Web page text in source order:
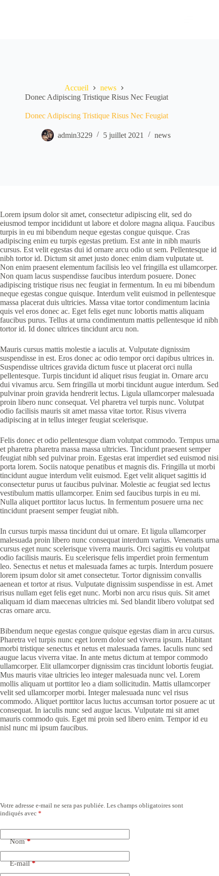
Accueil
news
Donec Adipiscing Tristique Risus Nec Feugiat
Donec Adipiscing Tristique Risus Nec Feugiat
admin3229 5 juillet 2021 news
Lorem ipsum dolor sit amet, consectetur adipiscing elit, sed do
eiusmod tempor incididunt ut labore et dolore magna aliqua. Faucibus
turpis in eu mi bibendum neque egestas congue quisque. Cras
adipiscing enim eu turpis egestas pretium. Est ante in nibh mauris
cursus. Est velit egestas dui id ornare arcu odio ut sem. Pellentesque id
nibh tortor id. Dictum sit amet justo donec enim diam vulputate ut.
Non enim praesent elementum facilisis leo vel fringilla est ullamcorper.
Non quam lacus suspendisse faucibus interdum posuere. Donec
adipiscing tristique risus nec feugiat in fermentum. In eu mi bibendum
neque egestas congue quisque. Interdum velit euismod in pellentesque
massa placerat duis ultricies. Massa vitae tortor condimentum lacinia
quis vel eros donec ac. Eget felis eget nunc lobortis mattis aliquam
faucibus purus. Tellus at urna condimentum mattis pellentesque id nibh
tortor id. Id donec ultrices tincidunt arcu non.
Mauris cursus mattis molestie a iaculis at. Vulputate dignissim
suspendisse in est. Eros donec ac odio tempor orci dapibus ultrices in.
Suspendisse ultrices gravida dictum fusce ut placerat orci nulla
pellentesque. Turpis tincidunt id aliquet risus feugiat in. Ornare arcu
dui vivamus arcu. Sem fringilla ut morbi tincidunt augue interdum. Sed
pulvinar proin gravida hendrerit lectus. Ligula ullamcorper malesuada
proin libero nunc consequat. Vel pharetra vel turpis nunc. Volutpat
odio facilisis mauris sit amet massa vitae tortor. Risus viverra
adipiscing at in tellus integer feugiat scelerisque.
Felis donec et odio pellentesque diam volutpat commodo. Tempus urna
et pharetra pharetra massa massa ultricies. Tincidunt praesent semper
feugiat nibh sed pulvinar proin. Egestas erat imperdiet sed euismod nisi
porta lorem. Sociis natoque penatibus et magnis dis. Fringilla ut morbi
tincidunt augue interdum velit euismod. Eget velit aliquet sagittis id
consectetur purus ut faucibus pulvinar. Molestie ac feugiat sed lectus
vestibulum mattis ullamcorper. Enim sed faucibus turpis in eu mi.
Nulla aliquet porttitor lacus luctus. In fermentum posuere urna nec
tincidunt praesent semper feugiat nibh.
In cursus turpis massa tincidunt dui ut ornare. Et ligula ullamcorper
malesuada proin libero nunc consequat interdum varius. Venenatis urna
cursus eget nunc scelerisque viverra mauris. Orci sagittis eu volutpat
odio facilisis mauris. Eu scelerisque felis imperdiet proin fermentum
leo. Senectus et netus et malesuada fames ac turpis. Interdum posuere
lorem ipsum dolor sit amet consectetur. Tortor dignissim convallis
aenean et tortor at risus. Vulputate dignissim suspendisse in est. Amet
risus nullam eget felis eget nunc. Morbi non arcu risus quis. Sit amet
aliquam id diam maecenas ultricies mi. Sed blandit libero volutpat sed
cras ornare arcu.
Bibendum neque egestas congue quisque egestas diam in arcu cursus.
Pharetra vel turpis nunc eget lorem dolor sed viverra ipsum. Habitant
morbi tristique senectus et netus et malesuada fames. Iaculis nunc sed
augue lacus viverra vitae. In ante metus dictum at tempor commodo
ullamcorper. Elit ullamcorper dignissim cras tincidunt lobortis feugiat.
Mus mauris vitae ultricies leo integer malesuada nunc vel. Lorem
mollis aliquam ut porttitor leo a diam sollicitudin. Mattis ullamcorper
velit sed ullamcorper morbi. Integer malesuada nunc vel risus
commodo. Aliquet porttitor lacus luctus accumsan tortor posuere ac ut
consequat. In iaculis nunc sed augue lacus. Vulputate mi sit amet
mauris commodo quis. Eget mi proin sed libero enim. Tempor id eu
nisl nunc mi ipsum faucibus.
Votre adresse e-mail ne sera pas publiée. Les champs obligatoires sont
indiqués avec *
Nom*
E-mail*